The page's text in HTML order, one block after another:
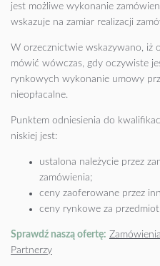
jest możliwe wykonanie
wskazuje na zamiar realizacji
W orzecznictwie wskazywano, iż
mówić wówczas, gdy oczywiste
rynkowych wykonanie umowy
nieopłacalne.
Punktem odniesienia do
niskiej jest:
ustalona należycie przez
zamówienia;
ceny zaoferowane przez
ceny rynkowe za
Sprawdź naszą ofertę:
Partnerzy